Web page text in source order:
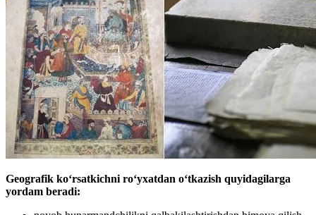
Geografik koʻrsatkichni roʻyxatdan oʻtkazish quyidagilarga
yordam beradi: